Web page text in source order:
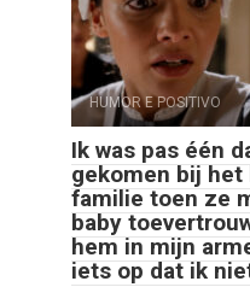
HUMOR E POSITIVO
Ik was pas één
gekomen bij het
familie toen ze
baby
hem in mijn
iets op dat ik